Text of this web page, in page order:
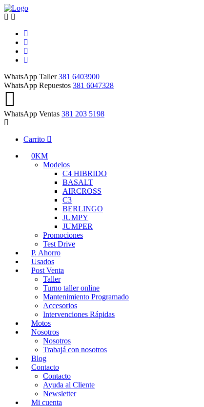
WhatsApp Taller381 6403900
WhatsApp Repuestos 381 6047328
WhatsApp Ventas 381 203 5198
Carrito
0KM
Modelos
C4 HIBRIDO
BASALT
AIRCROSS
C3
BERLINGO
JUMPY
JUMPER
Promociones
Test Drive
P. Ahorro
Usados
Post Venta
Taller
Turno taller online
Mantenimiento Programado
Accesorios
Intervenciones Rápidas
Motos
Nosotros
Nosotros
Trabajá con nosotros
Blog
Contacto
Contacto
Ayuda al Cliente
Newsletter
Mi cuenta